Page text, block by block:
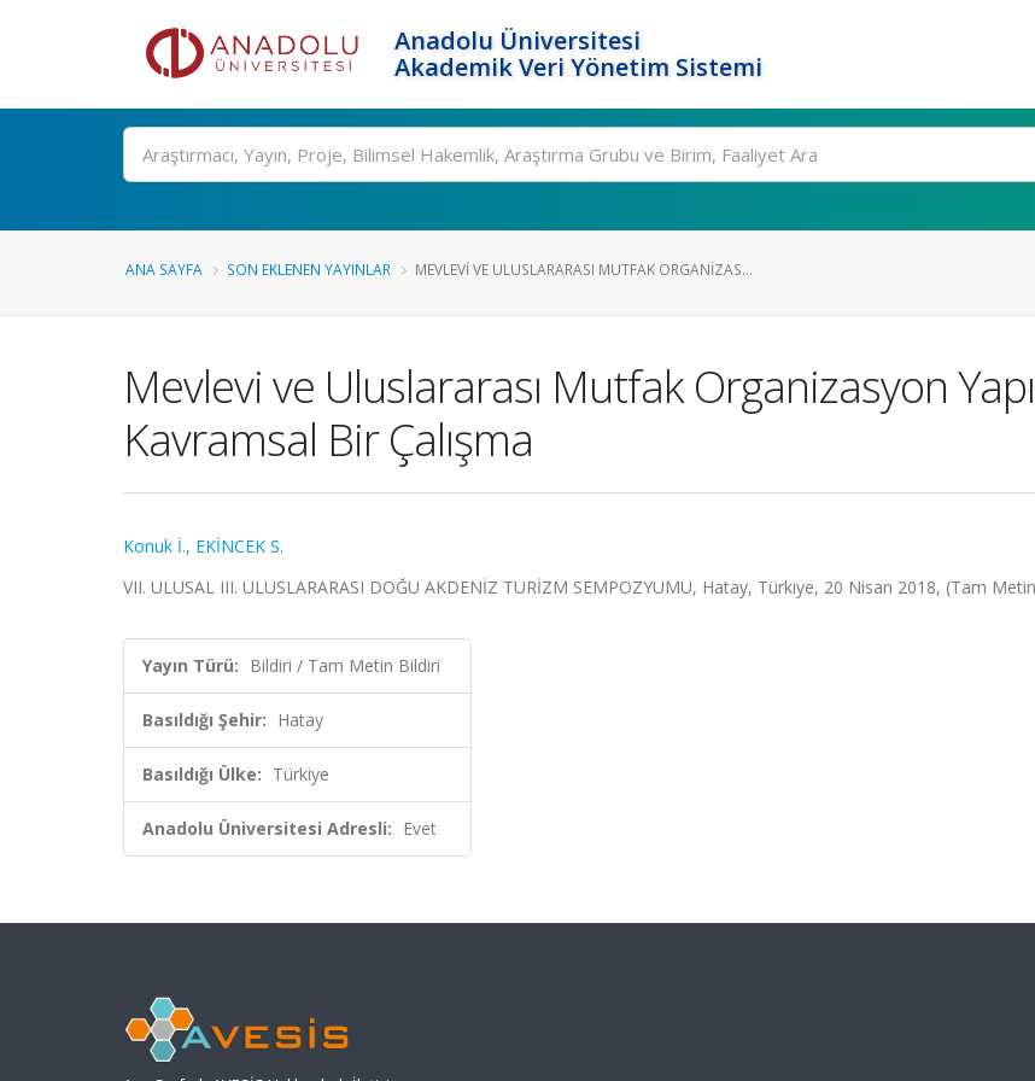
Anadolu Üniversitesi
Akademik Veri Yönetim Sistemi
Ara
ANA SAYFA SON EKLENEN YAYINLAR MEVLEVI VE ULUSLARARASI MUTFAK ORGANIZAS...
Mevlevi ve Uluslararası Mutfak Organizasyon
Kavramsal Bir Çalışma
Konuk İ., EKİNCEK S.
VII. ULUSAL III. ULUSLARARASI DOĞU AKDENİZ TURİZM SEMPOZYUMU, Hatay, Türkiye, 20 Nisan 2018, (Tam
Yayın Türü: Bildiri / Tam Metin Bildiri
Basıldığı Şehir: Hatay
Basıldığı Ülke: Türkiye
Anadolu Üniversitesi Adresli: Evet